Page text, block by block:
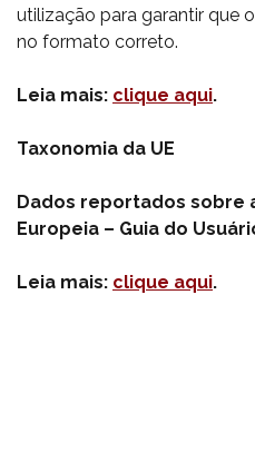
utilização para garantir que
no formato correto.
Leia mais: clique aqui.
Taxonomia da UE
Dados reportados sobre
Europeia – Guia do
Leia mais: clique aqui.